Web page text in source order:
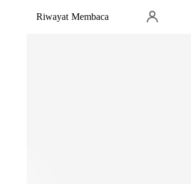
Riwayat Membaca